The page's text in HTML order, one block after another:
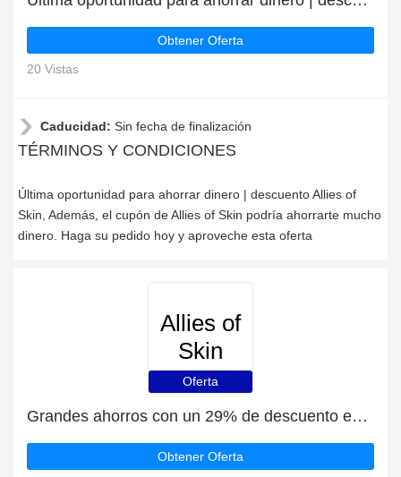
Obtener Oferta
20 Vistas
Caducidad: Sin fecha de finalización
TÉRMINOS Y CONDICIONES
Última oportunidad para ahorrar dinero | descuento Allies of
Skin, Además, el cupón de Allies of Skin podría ahorrarte mucho
dinero. Haga su pedido hoy y aproveche esta oferta
Allies of
Skin
Oferta
Grandes ahorros con un 29% de descuento en las últimas ofertas
Obtener Oferta